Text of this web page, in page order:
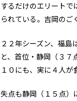
するだけのエリートで
られている。吉岡のご
２２年シーズン、福
と、首位・静岡（３
１０にも、実に４人が
失点も静岡（１５点）